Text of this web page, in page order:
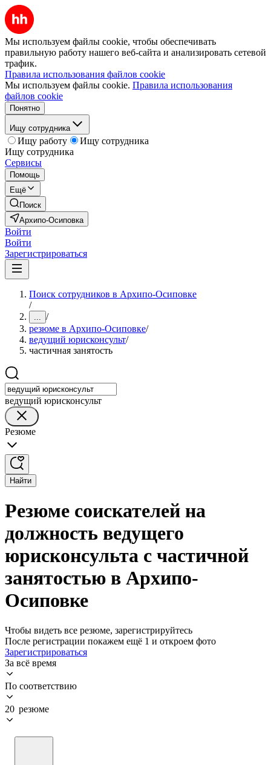
Мы используем файлы cookie, чтобы обеспечивать
правильную работу нашего веб-сайта и анализировать сетевой
трафик.
Правила использования файлов cookie
Мы используем файлы cookie. Правила использования
файлов cookie
Понятно
Ищу сотрудника
Ищу работу
Ищу сотрудника
Ищу сотрудника
Сервисы
Помощь
Ещё
Поиск
Архипо-Осиповка
Войти
Войти
Зарегистрироваться
Поиск сотрудников в Архипо-Осиповке
/
... /
резюме в Архипо-Осиповке/
ведущий юрисконсульт/
частичная занятость
ведущий юрисконсульт
Резюме
Найти
Резюме соискателей на
должность ведущего
юрисконсульта с частичной
занятостью в Архипо-
Осиповке
Чтобы видеть все резюме, зарегистрируйтесь
После регистрации покажем ещё 1 и откроем фото
Зарегистрироваться
За всё время
По соответствию
20 резюме